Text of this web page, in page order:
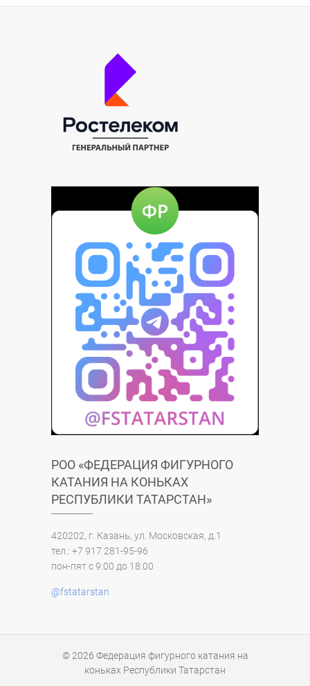
РОО «ФЕДЕРАЦИЯ ФИГУРНОГО
КАТАНИЯ НА КОНЬКАХ
РЕСПУБЛИКИ ТАТАРСТАН»
420202, г. Казань, ул. Московская, д.1
тел.: +7 917 281-95-96
пон-пят с 9:00 до 18:00
@fstatarstan
© 2026 Федерация фигурного катания на
коньках Республики Татарстан